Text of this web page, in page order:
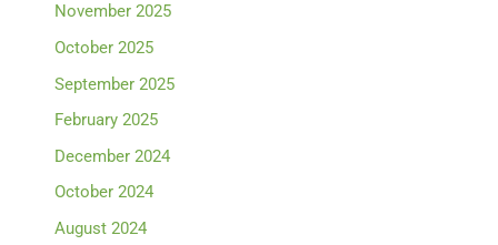
November 2025
October 2025
September 2025
February 2025
December 2024
October 2024
August 2024